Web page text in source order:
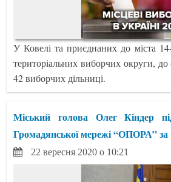
У Ковелі та приєднаних до міста
територіальних виборчих округи,
42 виборчих дільниці.
Міський голова Олег Кіндер
Громадянської мережі “ОПОРА” за
22 вересня 2020 о 10:21